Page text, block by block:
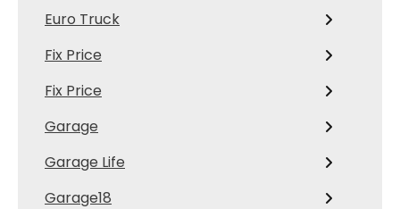
Euro Truck
Fix Price
Fix Price
Garage
Garage Life
Garage18